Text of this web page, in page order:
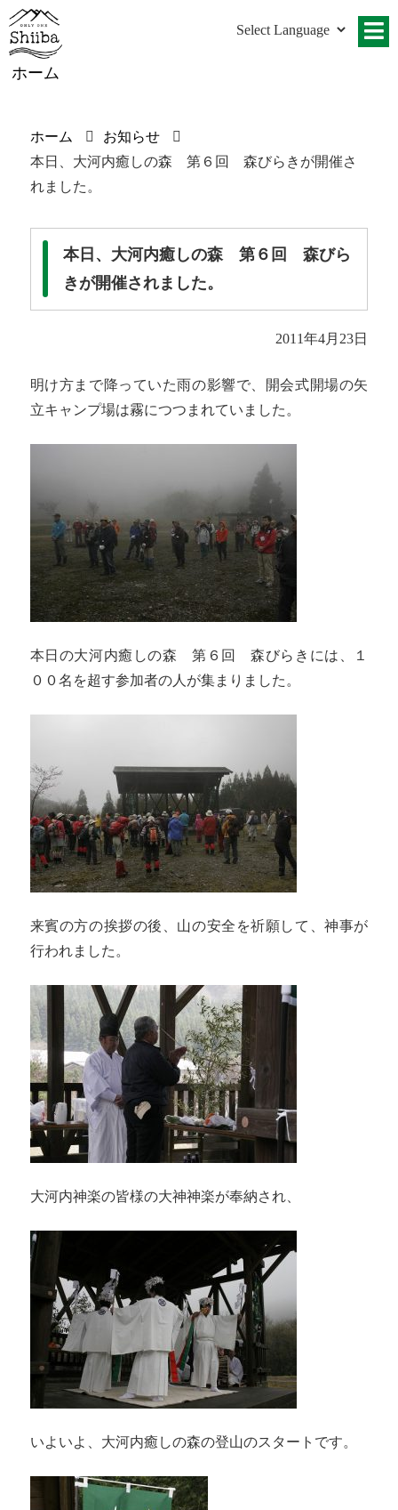
ホーム
ホーム
お知らせ
本日、大河内癒しの森 第６回 森びらきが開催さ
れました。
本日、大河内癒しの森 第６回 森びら
きが開催されました。
2011年4月23日
明け方まで降っていた雨の影響で、開会式開場の矢
立キャンプ場は霧につつまれていました。
本日の大河内癒しの森 第６回 森びらきには、１
００名を超す参加者の人が集まりました。
来賓の方の挨拶の後、山の安全を祈願して、神事が
行われました。
大河内神楽の皆様の大神神楽が奉納され、
いよいよ、大河内癒しの森の登山のスタートです。